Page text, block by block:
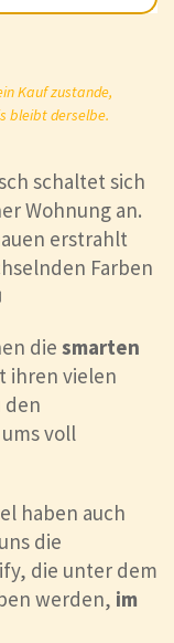
Kauf zustande,
bleibt derselbe.
schaltet sich
Wohnung an.
erstrahlt
Farben
die smarten
ihren vielen
den
voll
haben auch
die
die unter dem
werden, im